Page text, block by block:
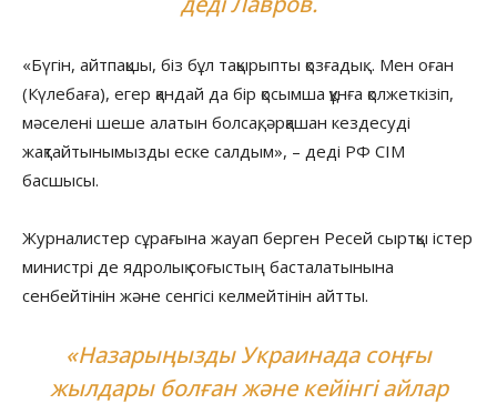
«Бүгін, айтпақшы, біз бұл тақырыпты қозғадық… Мен оған
(Күлебаға), егер қандай да бір қосымша құнға қолжеткізіп,
мәселені шеше алатын болсақ, әрқашан кездесуді
жақтайтынымызды еске салдым», – деді РФ СІМ
басшысы.
Журналистер сұрағына жауап берген Ресей сыртқы істер
министрі де ядролық соғыстың басталатынына
сенбейтінін және сенгісі келмейтінін айтты.
«Назарыңызды Украинада соңғы
жылдары болған және кейінгі айлар